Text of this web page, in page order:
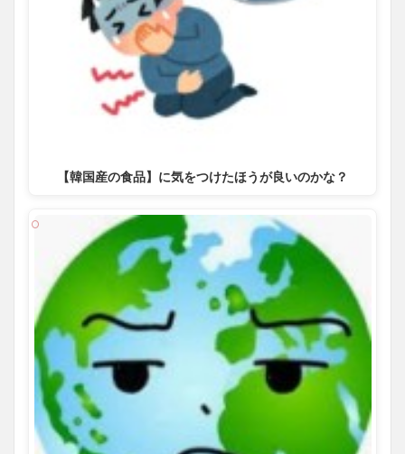
【韓国産の食品】に気をつけたほうが良いのかな？